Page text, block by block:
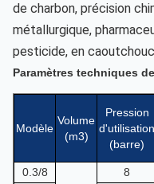
de charbon, précision
métallurgique,
pesticide, en
Paramètres techniques
Modèle
Volume
(m3)
Pression
d'utilisation
(barre)
0.3/8 8